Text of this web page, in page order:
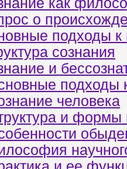
как
о
подходы к
сознания
и
подходы
человека
и формы